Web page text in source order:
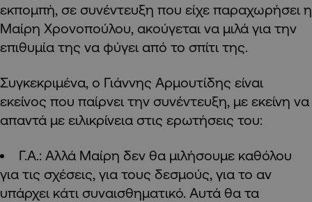
εκπομπή, σε συνέντευξη που είχε παραχωρήσει η
Μαίρη Χρονοπούλου, ακούγεται να μιλά για την
επιθυμία της να φύγει από το σπίτι της.
Συγκεκριμένα, ο Γιάννης Αρμουτίδης είναι
εκείνος που παίρνει την συνέντευξη, με εκείνη να
απαντά με ειλικρίνεια στις ερωτήσεις του:
Γ.Α.: Αλλά Μαίρη δεν θα μιλήσουμε καθόλου
για τις σχέσεις, για τους δεσμούς, για το αν
υπάρχει κάτι συναισθηματικό. Αυτά θα τα